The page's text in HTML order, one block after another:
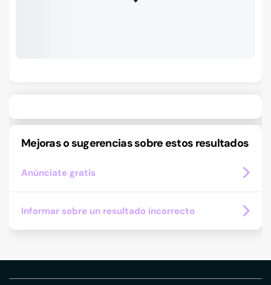
Mejoras o sugerencias sobre estos resultados
Anúnciate gratis
Informar sobre un resultado incorrecto